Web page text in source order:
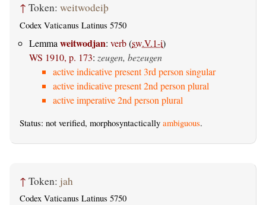
↑ Token: weitwodeiþ
Codex Vaticanus Latinus 5750
Lemma weitwodjan: verb(sw.V.1-i)
WS 1910, p. 173: zeugen, bezeugen
active indicative present 3rd person singular
active indicative present 2nd person plural
active imperative 2nd person plural
Status: not verified, morphosyntactically ambiguous.
↑ Token: jah
Codex Vaticanus Latinus 5750